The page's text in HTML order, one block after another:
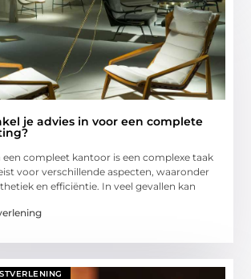
je advies in voor een complete
compleet kantoor is een complexe taak
voor verschillende aspecten, waaronder
en efficiëntie. In veel gevallen kan